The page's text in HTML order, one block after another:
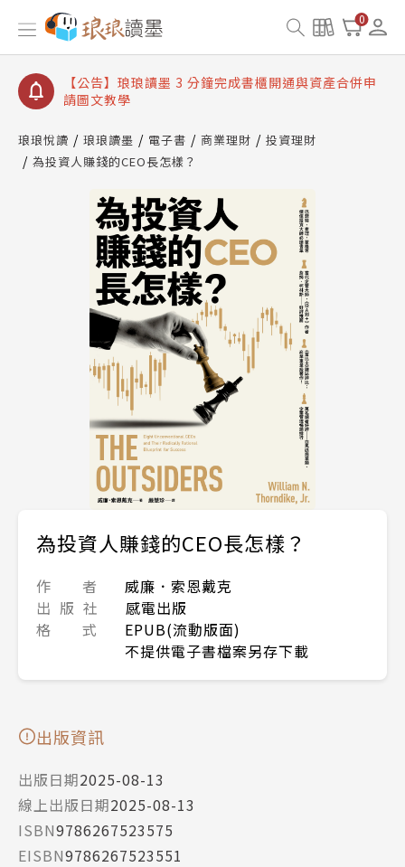
0
【公告】琅琅讀墨數位閱讀資產合併與書櫃開通申請
【公告】琅琅讀墨書櫃開通常見問題
【公告】琅琅讀墨 3 分鐘完成書櫃開通與資產合併申
請圖文教學
查詢
【公告】琅琅讀墨數位閱讀資產合併與書櫃開通申請
琅琅悅讀 琅琅讀墨 電子書 商業理財
投資理財
為投資人賺錢的CEO長怎樣？
為投資人賺錢的CEO長怎樣？
作 者
威廉．索恩戴克
出 版 社
感電出版
格 式
EPUB(流動版面)
不提供電子書檔案另存下載
出版資訊
出版日期2025-08-13
線上出版日期2025-08-13
ISBN9786267523575
EISBN9786267523551